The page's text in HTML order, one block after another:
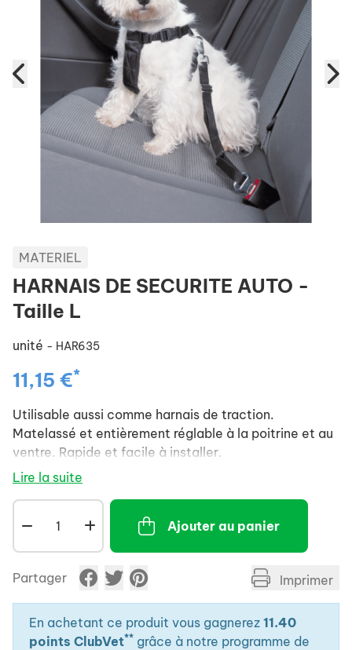
MATERIEL
HARNAIS DE SECURITE AUTO -
Taille L
unité - HAR635
11,15 €*
Utilisable aussi comme harnais de traction.
Matelassé et entièrement réglable à la poitrine et au
ventre. Rapide et facile à installer.
Lire la suite
Ajouter au panier
Partager Imprimer
En achetant ce produit vous gagnerez 11.40
points ClubVet** grâce à notre programme de